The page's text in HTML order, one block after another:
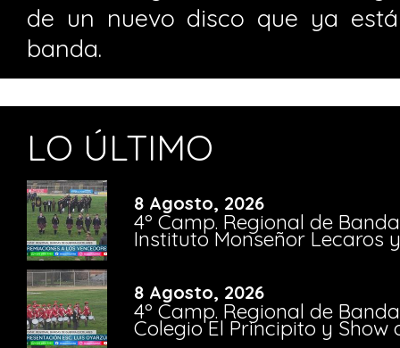
de un nuevo disco que ya
banda.
LO ÚLTIMO
8 Agosto, 2026
4º Camp. Regional de
Instituto Monseñor Lecaros
8 Agosto, 2026
4º Camp. Regional de
Colegio El Principito y Show